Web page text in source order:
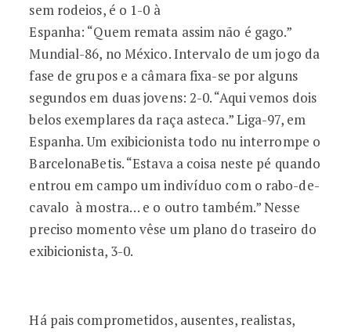
sem rodeios, é o 1-0 à
Espanha: “Quem remata assim não é gago.”
Mundial-86, no México. Intervalo de um jogo da
fase de grupos e a câmara fixa-se por alguns
segundos em duas jovens: 2-0. “Aqui vemos dois
belos exemplares da raça asteca.” Liga-97, em
Espanha. Um exibicionista todo nu interrompe o
BarcelonaBetis. “Estava a coisa neste pé quando
entrou em campo um indivíduo com o rabo-de-
cavalo à mostra… e o outro também.” Nesse
preciso momento vêse um plano do traseiro do
exibicionista, 3-0.
Há pais comprometidos, ausentes, realistas,